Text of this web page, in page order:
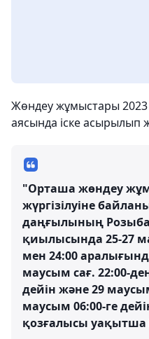
Жөндеу жұмыстары
аясында іске асырылып
"Орташа жөндеу
жүргізілуіне
даңғылының
қиылысында 25-27
мен 24:00
маусым сағ. 22:00-
дейін және 29
маусым 06:00-ге
қозғалысы уақытша